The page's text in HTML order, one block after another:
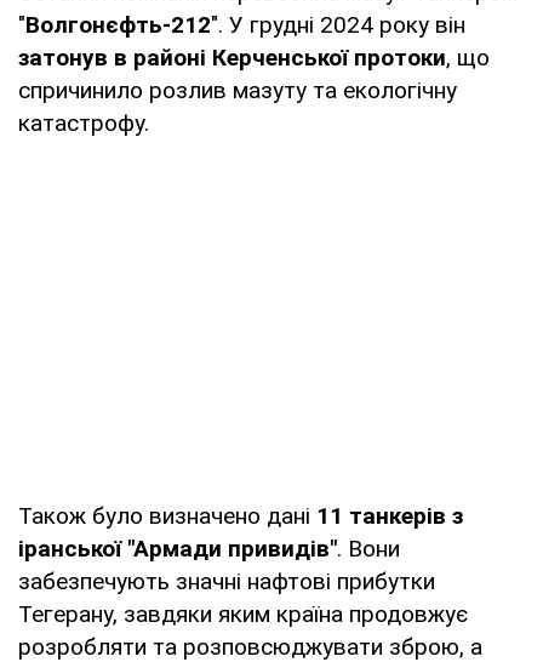
"Волгонєфть-212". У грудні 2024 року він
затонув в районі Керченської протоки, що
спричинило розлив мазуту та екологічну
катастрофу.
Також було визначено дані 11 танкерів з
іранської "Армади привидів". Вони
забезпечують значні нафтові прибутки
Тегерану, завдяки яким країна продовжує
розробляти та розповсюджувати зброю, а